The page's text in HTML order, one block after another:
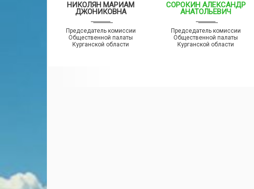
НИКОЛЯН МАРИАМ
ДЖОНИКОВНА
Председатель комиссии
Общественной палаты
Курганской области
СОРОКИН АЛЕКСАНДР
АНАТОЛЬЕВИЧ
Председатель комиссии
Общественной палаты
Курганской области